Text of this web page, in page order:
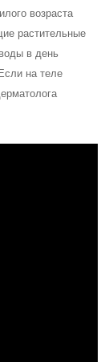
возраста
растительные
в день
на теле